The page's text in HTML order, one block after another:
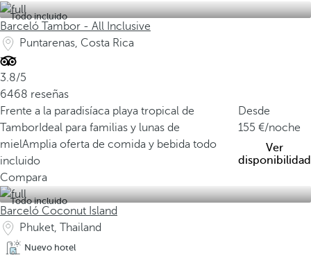
Todo incluido
Barceló Tambor - All Inclusive
Puntarenas, Costa Rica
3.8/5
6468 reseñas
Frente a la paradisíaca playa tropical de
Tambor Ideal para familias y lunas de
mielAmplia oferta de comida y bebida todo
incluido
Desde
155
/noche
Ver
disponibilidad
Compara
Todo incluido
Barceló Coconut Island
Phuket, Thailand
Nuevo hotel